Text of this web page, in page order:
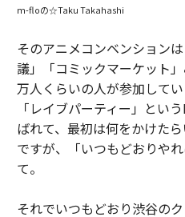
m-floの☆Taku Takahashi
そのアニメコンベンション
議」「コミックマーケット
万人くらいの人が参加して
「レイブパーティー」とい
ばれて、最初は何をかけた
ですが、「いつもどおりや
て。
それでいつもどおり渋谷の